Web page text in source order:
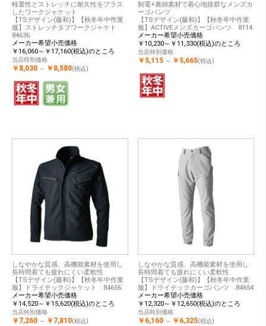
軽量性とストレッチに耐久性をプラス
したワークジャケット
【TSデザイン(藤和)】【秋冬年中作業
服】ストレッチタフワークジャケト
84636
メーカー希望小売価格
￥16,060～￥17,160(税込)のところ
当店特別価格
￥8,030 ～ ￥8,580(税込)
制電+裏綿素材で着心地抜群なメンズカ
ーゴパンツ
【TSデザイン(藤和)】【秋冬年中作業
服】ACTIVEメンズカーゴパンツ 8114
メーカー希望小売価格
￥10,230～￥11,330(税込)のところ
当店特別価格
￥5,115 ～ ￥5,665(税込)
しなやかな質感、高機能素材を使用し
長時間着ても疲れにくい柔軟性
【TSデザイン(藤和)】【秋冬年中作業
服】ドライテックジャケット 84656
メーカー希望小売価格
￥14,520～￥15,620(税込)のところ
当店特別価格
￥7,260 ～ ￥7,810(税込)
しなやかな質感、高機能素材を使用し
長時間着ても疲れにくい柔軟性
【TSデザイン(藤和)】【秋冬年中作業
服】ドライテックカーゴパンツ 84654
メーカー希望小売価格
￥12,320～￥12,650(税込)のところ
当店特別価格
￥6,160 ～ ￥6,325(税込)